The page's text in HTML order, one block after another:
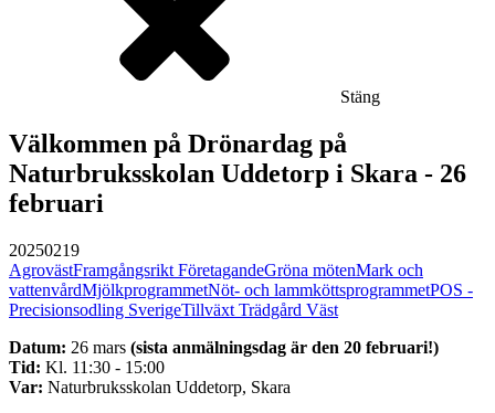
Stäng
Välkommen på Drönardag på
Naturbruksskolan Uddetorp i Skara - 26
februari
20250219
AgrovästFramgångsrikt FöretagandeGröna mötenMark och
vattenvårdMjölkprogrammetNöt- och lammköttsprogrammetPOS -
Precisionsodling SverigeTillväxt Trädgård Väst
Datum: 26 mars (sista anmälningsdag är den 20 februari!)
Tid: Kl. 11:30 - 15:00
Var: Naturbruksskolan Uddetorp, Skara